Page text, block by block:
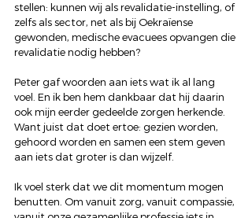
stellen: kunnen wij als revalidatie-instelling, of
zelfs als sector, net als bij Oekraïense
gewonden, medische evacuees opvangen die
revalidatie nodig hebben?
Peter gaf woorden aan iets wat ik al lang
voel. En ik ben hem dankbaar dat hij daarin
ook mijn eerder gedeelde zorgen herkende.
Want juist dat doet ertoe: gezien worden,
gehoord worden en samen een stem geven
aan iets dat groter is dan wijzelf.
Ik voel sterk dat we dit momentum mogen
benutten. Om vanuit zorg, vanuit compassie,